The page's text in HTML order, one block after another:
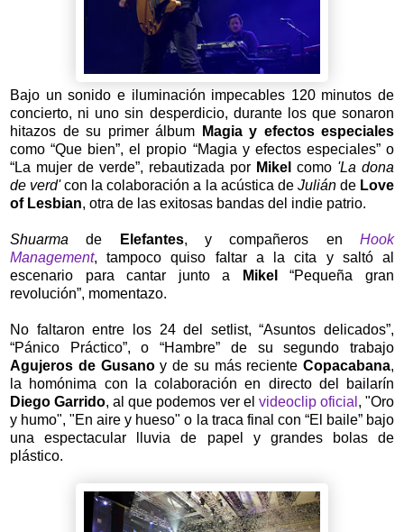
Bajo un sonido e iluminación impecables 120 minutos de
concierto, ni uno sin desperdicio, durante los que sonaron
hitazos de su primer álbum
Magia y efectos especiales
como “Que bien”, el propio “Magia y efectos especiales” o
“La mujer de verde”, rebautizada por Mikel como 'La dona
de verd'con la colaboración a la acústica de Juliánde Love
of Lesbian, otra de las exitosas bandas del indie patrio.
Shuarmade Elefantes, y compañeros enHook
Management, tampoco quiso faltar a la cita y saltó al
escenario para cantar junto a
Mikel
“Pequeña gran
revolución”, momentazo.
No faltaron entre los 24 del setlist, “Asuntos delicados”,
“Pánico Práctico”, o “Hambre” de su segundo trabajo
Agujeros de Gusanoy de su más reciente Copacabana,
la homónima con la colaboración en directo del bailarín
Diego Garrido, al que podemos ver el videoclip oficial , "Oro
y humo", "En aire y hueso" o la traca final con “El baile” bajo
una espectacular lluvia de papel y grandes bolas de
plástico.